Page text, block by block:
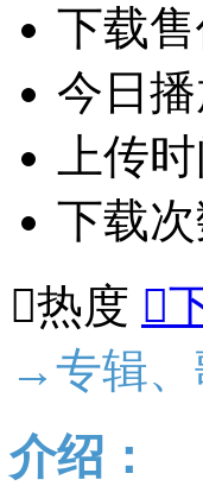
下载
今日
上传
下载
热度 
→专辑
介绍：